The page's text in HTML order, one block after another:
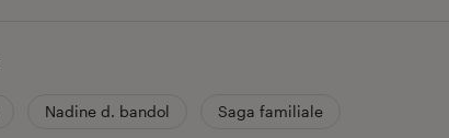
Nadine d. bandol Saga familiale